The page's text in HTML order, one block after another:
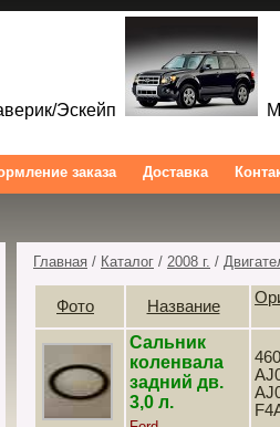
Эскейп
Escape
Escape
заказа Доставка
Главная / Каталог / 2008 г. /
Фото Название
Сальник
коленвала
задний дв.
3,0 л.